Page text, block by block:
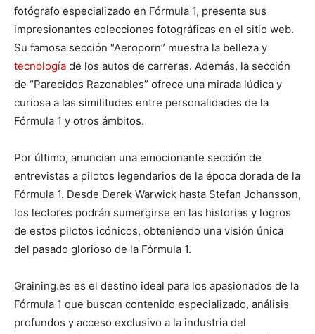
fotógrafo especializado en Fórmula 1, presenta sus
impresionantes colecciones fotográficas en el sitio web.
Su famosa sección “Aeroporn” muestra la belleza y
tecnología de los autos de carreras. Además, la sección
de “Parecidos Razonables” ofrece una mirada lúdica y
curiosa a las similitudes entre personalidades de la
Fórmula 1 y otros ámbitos.
Por último, anuncian una emocionante sección de
entrevistas a pilotos legendarios de la época dorada de la
Fórmula 1. Desde Derek Warwick hasta Stefan Johansson,
los lectores podrán sumergirse en las historias y logros
de estos pilotos icónicos, obteniendo una visión única
del pasado glorioso de la Fórmula 1.
Graining.es es el destino ideal para los apasionados de la
Fórmula 1 que buscan contenido especializado, análisis
profundos y acceso exclusivo a la industria del